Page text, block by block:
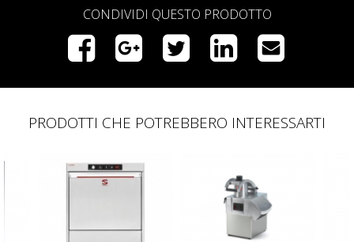
CONDIVIDI QUESTO PRODOTTO
PRODOTTI CHE POTREBBERO INTERESSARTI